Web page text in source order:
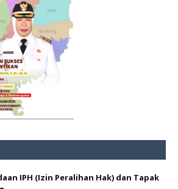
IPH (Izin Peralihan Hak) dan Tapak